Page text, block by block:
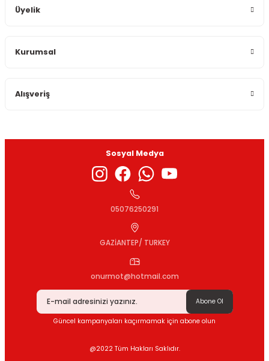
Ürün bilgilerinde hatalar bulunuyor.
Gönder
Üyelik
Kurumsal
Alışveriş
Sosyal Medya
05076250291
GAZİANTEP/ TURKEY
onurmot@hotmail.com
Abone Ol
Güncel kampanyaları kaçırmamak için abone olun
@2022 Tüm Hakları Saklıdır.